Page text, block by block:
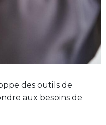
des outils de
aux besoins de